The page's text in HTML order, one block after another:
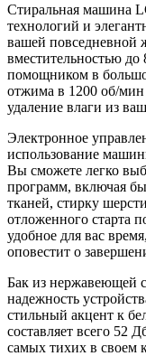
Стиральная машина
технологий и
вашей повседневной
вместительностью до
помощником в
отжима в 1200 об/мин
удаление влаги из
Электронное
использование
Вы сможете легко
программ, включая
тканей, стирку
отложенного старта
удобное для вас
оповестит о
Бак из нержавеющей
надежность
стильный акцент к
составляет всего 52
самых тихих в своем